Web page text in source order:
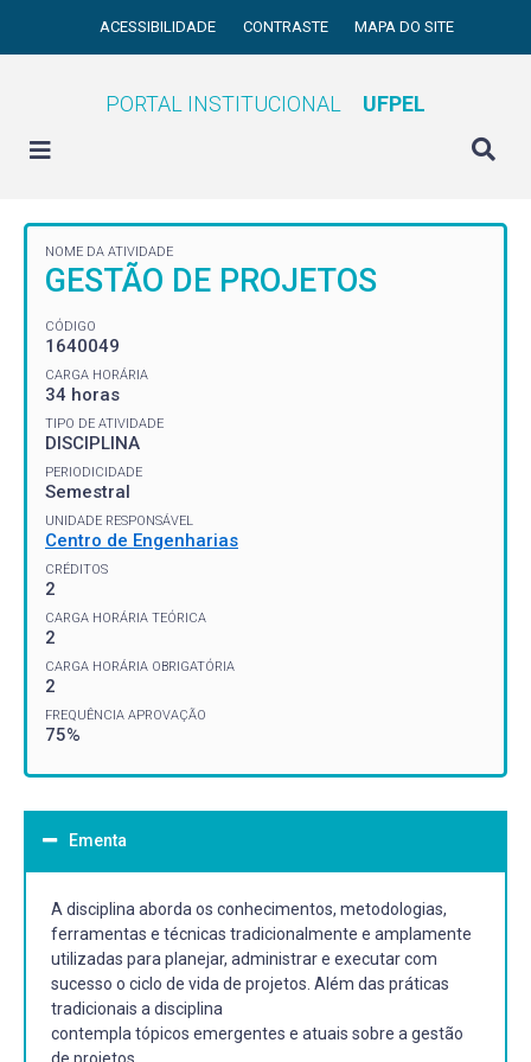
ACESSIBILIDADE CONTRASTE MAPA DO SITE
PORTAL INSTITUCIONAL UFPEL
NOME DA ATIVIDADE
GESTÃO DE PROJETOS
CÓDIGO
1640049
CARGA HORÁRIA
34 horas
TIPO DE ATIVIDADE
DISCIPLINA
PERIODICIDADE
Semestral
UNIDADE RESPONSÁVEL
Centro de Engenharias
CRÉDITOS
2
CARGA HORÁRIA TEÓRICA
2
CARGA HORÁRIA OBRIGATÓRIA
2
FREQUÊNCIA APROVAÇÃO
75%
Ementa
A disciplina aborda os conhecimentos, metodologias,
ferramentas e técnicas tradicionalmente e amplamente
utilizadas para planejar, administrar e executar com
sucesso o ciclo de vida de projetos. Além das práticas
tradicionais a disciplina
contempla tópicos emergentes e atuais sobre a gestão
de projetos.